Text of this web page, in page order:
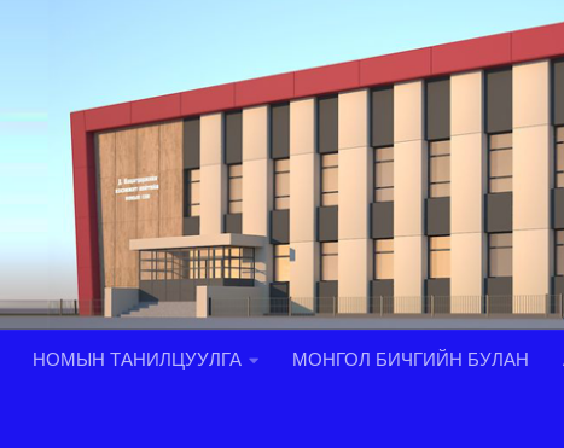
НОМЫН ТАНИЛЦУУЛГА МОНГОЛ БИЧГИЙН БУЛАН